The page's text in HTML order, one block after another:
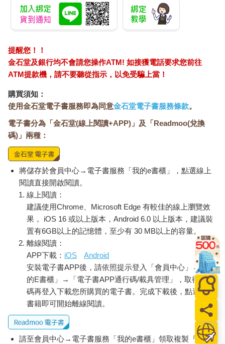
提醒您！！
金石堂及銀行均不會請您操作ATM! 如接獲電話要求您前往
ATM提款機，請不要聽從指示，以免受騙上當！
購買須知：
使用金石堂電子書服務即為同意金石堂電子書服務條款。
電子書分為「金石堂(線上閱讀+APP)」及「Readmoo(兌換
碼)」兩種：
將儲存於會員中心→電子書服務「我的e書櫃」，點選線上
閱讀直接開啟閱讀。
線上閱讀：
建議使用Chrome、Microsoft Edge 有較佳的線上瀏覽效
果， iOS 16 或以上版本，Android 6.0 以上版本，建議裝
置有6GB以上的記憶體，至少有 30 MB以上的容量。
離線閱讀：
APP下載： iOS
Android
安裝電子書APP後，請依照提示登入「會員中心」→「我
的E書櫃」→「電子書APP通行碼/載具管理」，取得通行
碼再登入下載您所購買的電子書。完成下載後，點選任一
書籍即可開始離線閱讀。
請至會員中心→電子書服務「我的e書櫃」領取複製『兌換